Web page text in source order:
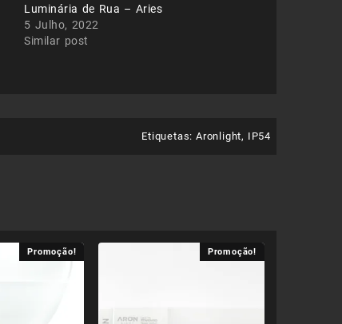
Luminária de Rua – Aries
5 Julho, 2022
Similar post
Etiquetas: Aronlight, IP54
Promoção! Promoção!